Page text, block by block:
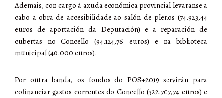
Ademais, con cargo á axuda económica provincial levaranse a
cabo a obra de accesibilidade ao salón de plenos (74.923,44
euros de aportación da Deputación) e a reparación de
cubertas no Concello (94.124,76 euros) e na biblioteca
municipal (40.000 euros).
Por outra banda, os fondos do POS+2019 servirán para
cofinanciar gastos correntes do Concello (322.707,74 euros) e